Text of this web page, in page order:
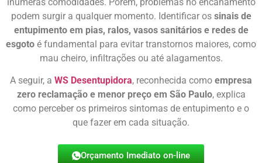
podem surgir a qualquer momento. Identificar os sinais de
entupimento em pias, ralos, vasos sanitários e redes de
esgoto é fundamental para evitar transtornos maiores, como
mau cheiro, infiltrações ou até alagamentos.
A seguir, a WS Desentupidora, reconhecida como empresa
zero reclamação e menor preço em São Paulo, explica
como perceber os primeiros sintomas de entupimento e o
que fazer em cada situação.
Orçamento Imediato on-line